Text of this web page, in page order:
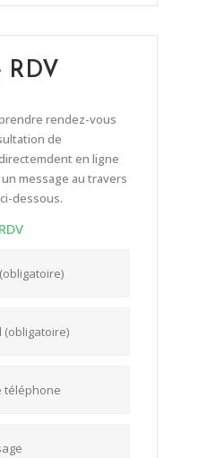
RDV
rendez-vous
de
en ligne
message au travers
dessous.